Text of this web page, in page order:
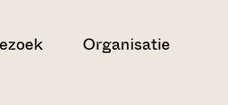
Organisatie